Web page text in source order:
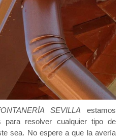
SEVILLA estamos
para resolver cualquier tipo de
sea. No espere a que la avería